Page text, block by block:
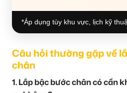
*Áp dụng tùy khu vực, lịch kỹ
Câu hỏi thường gặp về
chân
1. Lắp bậc bước chân có cần